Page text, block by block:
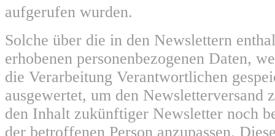
aufgerufen wurden.
Solche über die in den Newslettern
erhobenen personenbezogenen Daten,
die Verarbeitung Verantwortlichen
ausgewertet, um den Newsletterversand
den Inhalt zukünftiger Newsletter noch
der betroffenen Person anzupassen.